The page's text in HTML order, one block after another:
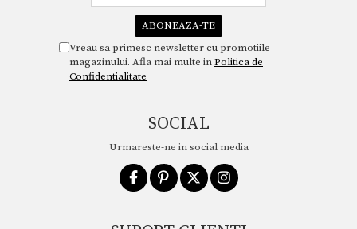
Vreau sa primesc newsletter cu promotiile
magazinului. Afla mai multe inPolitica de
Confidentialitate
SOCIAL
Urmareste-ne in social media